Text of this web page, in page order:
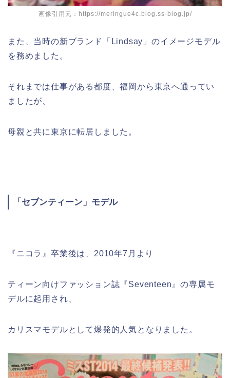
画像引用元：https://meringue4c.blog.ss-blog.jp/
また、当時の新ブランド「Lindsay」のイメージモデル
を務めました。
それまでは仕事がある都度、福岡から東京へ通ってい
ましたが、
母親と共に東京に転居しました。
「セブンティーン」モデル
『ニコラ』卒業後は、2010年7月より
ティーン向けファッション誌『Seventeen』の専属モ
デルに起用され、
カリスマモデルとして爆発的人気となりました。